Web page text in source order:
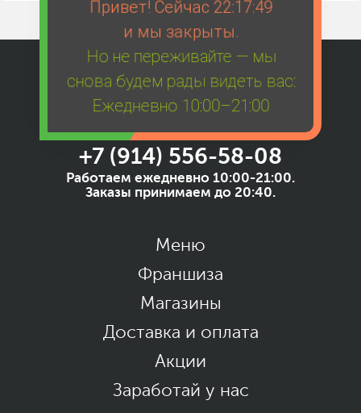
Привет! Сейчас 22:17:49
и мы закрыты.
Но не переживайте — мы
снова будем рады видеть вас:
Ежедневно 10:00–21:00
+7 (914) 556-58-08
Работаем ежедневно 10:00-21:00.
Заказы принимаем до 20:40.
Меню
Франшиза
Магазины
Доставка и оплата
Акции
Заработай у нас